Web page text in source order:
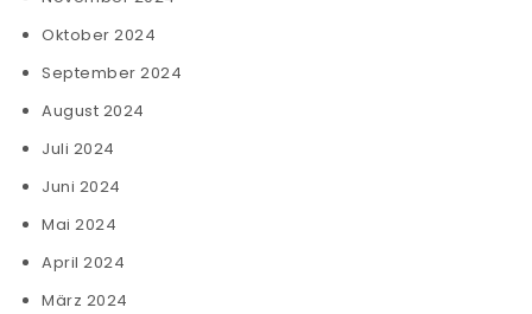
Oktober 2024
September 2024
August 2024
Juli 2024
Juni 2024
Mai 2024
April 2024
März 2024